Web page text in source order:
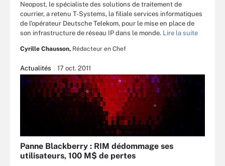
Neopost, le spécialiste des solutions de traitement de
courrier, a retenu T-Systems, la filiale services informatiques
de l'opérateur Deutsche Telekom, pour le mise en place de
son infrastructure de réseau IP dans le monde. Lire la suite
Cyrille Chausson, Rédacteur en Chef
Actualités 17 oct. 2011
Panne Blackberry : RIM dédommage ses
utilisateurs, 100 M$ de pertes